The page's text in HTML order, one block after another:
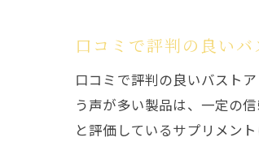
口コミで評判の良い
口コミで評判の良いバスト
う声が多い製品は、一定の
と評価しているサプリメン